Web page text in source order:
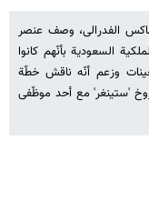
الفدرالی، وصف عنصر
السعودیة بأنّهم کانوا
وزعم أنّه ناقش خطّة
'ستینغر' مع أحد موظّفی